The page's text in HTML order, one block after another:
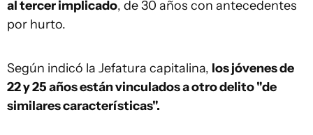
al tercer implicado, de 30 años con antecedentes
por hurto.
Según indicó la Jefatura capitalina, los jóvenes de
22 y 25 años están vinculados a otro delito "de
similares características".